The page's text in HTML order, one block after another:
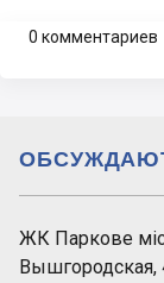
0 комментариев
ЖК Паркове
Вышгородская,